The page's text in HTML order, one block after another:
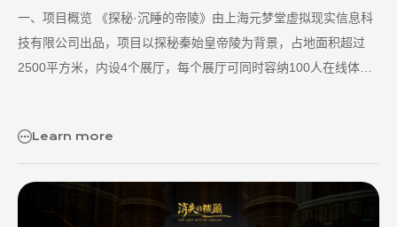
一、项目概览 《探秘·沉睡的帝陵》由上海元梦堂虚拟现实信息科
技有限公司出品，项目以探秘秦始皇帝陵为背景，占地面积超过
2500平方米，内设4个展厅，每个展厅可同时容纳100人在线体
眼镜一体机，项目不仅提供了风、热等环境模拟，还加入了手势交
互和飞行体验，让你在墓道历险、地宫漫游、秦皇…
Learn more